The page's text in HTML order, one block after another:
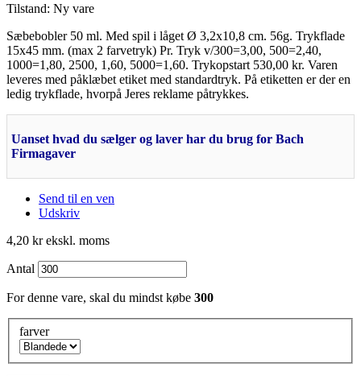
Tilstand: Ny vare
Sæbebobler50 ml. Med spil i låget Ø 3,2x10,8 cm. 56g. Trykflade
15x45 mm. (max 2 farvetryk) Pr. Tryk v/300=3,00, 500=2,40,
1000=1,80, 2500, 1,60, 5000=1,60. Trykopstart 530,00 kr. Varen
leveres med påklæbet etiket med standardtryk. På etiketten er der en
ledig trykflade, hvorpå Jeres reklame påtrykkes.
Uanset hvad du sælger og laver har du brug for Bach
Firmagaver
Send til en ven
Udskriv
4,20 krekskl. moms
Antal
For denne vare, skal du mindst købe 300
farver